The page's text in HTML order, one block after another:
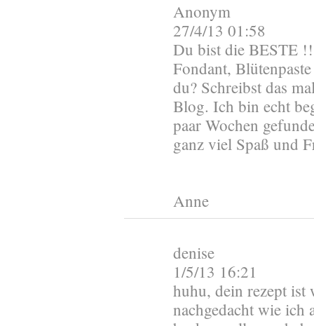
Anonym
27/4/13 01:58
Du bist die BESTE
Fondant,
du? Schreibst das
Blog. Ich bin echt
paar Wochen
ganz viel Spaß und
Anne
denise
1/5/13 16:21
huhu, dein rezept ist
nachgedacht wie ich